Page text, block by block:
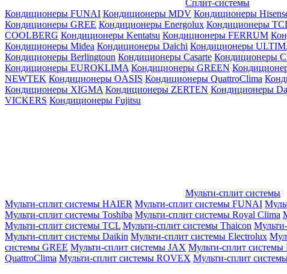
Сплит-системы
Кондиционеры FUNAI Кондиционеры MDV Кондиционеры
Кондиционеры GREE Кондиционеры Energolux Кондиционеры
СOOLBERG Кондиционеры Kentatsu Кондиционеры FERRUM
Кондиционеры Midea Кондиционеры Daichi Кондиционеры
Кондиционеры Berlingtoun Кондиционеры Casarte Кондиционеры
Кондиционеры EUROKLIMA Кондиционеры GREEN
NEWTEK Кондиционеры OASIS Кондиционеры QuattroClima
Кондиционеры XIGMA Кондиционеры ZERTEN Кондиционеры
VICKERS Кондиционеры Fujitsu
Мульти-сплит системы
Мульти-сплит системы HAIER Мульти-сплит системы FUNAI
Мульти-сплит системы Toshiba Мульти-сплит системы Royal Clima
Мульти-сплит системы TCL Мульти-сплит системы Thaicon
Мульти-сплит системы Daikin Мульти-сплит системы Electrolux
системы GREE Мульти-сплит системы JAX Мульти-сплит системы
QuattroClima Мульти-сплит системы ROVEX Мульти-сплит